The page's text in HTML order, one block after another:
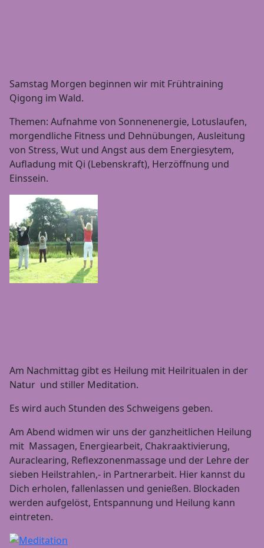
Samstag Morgen beginnen wir mit Frühtraining
Qigong im Wald.
Themen: Aufnahme von Sonnenenergie, Lotuslaufen,
morgendliche Fitness und Dehnübungen, Ausleitung
von Stress, Wut und Angst aus dem Energiesytem,
Aufladung mit Qi (Lebenskraft), Herzöffnung und
Einssein.
Am Nachmittag gibt es Heilung mit Heilritualen in der
Natur und stiller Meditation.
Es wird auch Stunden des Schweigens geben.
Am Abend widmen wir uns der ganzheitlichen Heilung
mit Massagen, Energiearbeit, Chakraaktivierung,
Auraclearing, Reflexzonenmassage und der Lehre der
sieben Heilstrahlen,- in Partnerarbeit. Hier kannst du
Dich erholen, fallenlassen und genießen. Blockaden
werden aufgelöst, Entspannung und Heilung kann
eintreten.